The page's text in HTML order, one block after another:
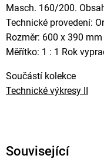
Masch. 160/200.
Technické provedení:
Rozměr: 600 x 390
Měřítko: 1 : 1 Rok
Součástí kolekce
Technické výkresy II
Související